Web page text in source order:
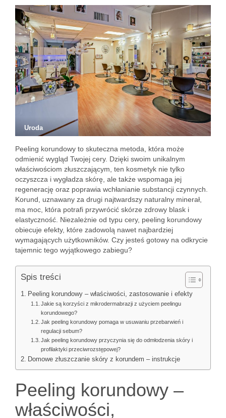
Uroda
Peeling korundowy to skuteczna metoda, która może
odmienić wygląd Twojej cery. Dzięki swoim unikalnym
właściwościom złuszczającym, ten kosmetyk nie tylko
oczyszcza i wygładza skórę, ale także wspomaga jej
regenerację oraz poprawia wchłanianie substancji czynnych.
Korund, uznawany za drugi najtwardszy naturalny minerał,
ma moc, która potrafi przywrócić skórze zdrowy blask i
elastyczność. Niezależnie od typu cery, peeling korundowy
obiecuje efekty, które zadowolą nawet najbardziej
wymagających użytkowników. Czy jesteś gotowy na odkrycie
tajemnic tego wyjątkowego zabiegu?
Spis treści
Peeling korundowy – właściwości, zastosowanie i efekty
Jakie są korzyści z mikrodermabrazji z użyciem peelingu
korundowego?
Jak peeling korundowy pomaga w usuwaniu przebarwień i
regulacji sebum?
Jak peeling korundowy przyczynia się do odmłodzenia skóry i
profilaktyki przeciwrozstępowej?
Domowe złuszczanie skóry z korundem – instrukcje
Peeling korundowy –
właściwości,